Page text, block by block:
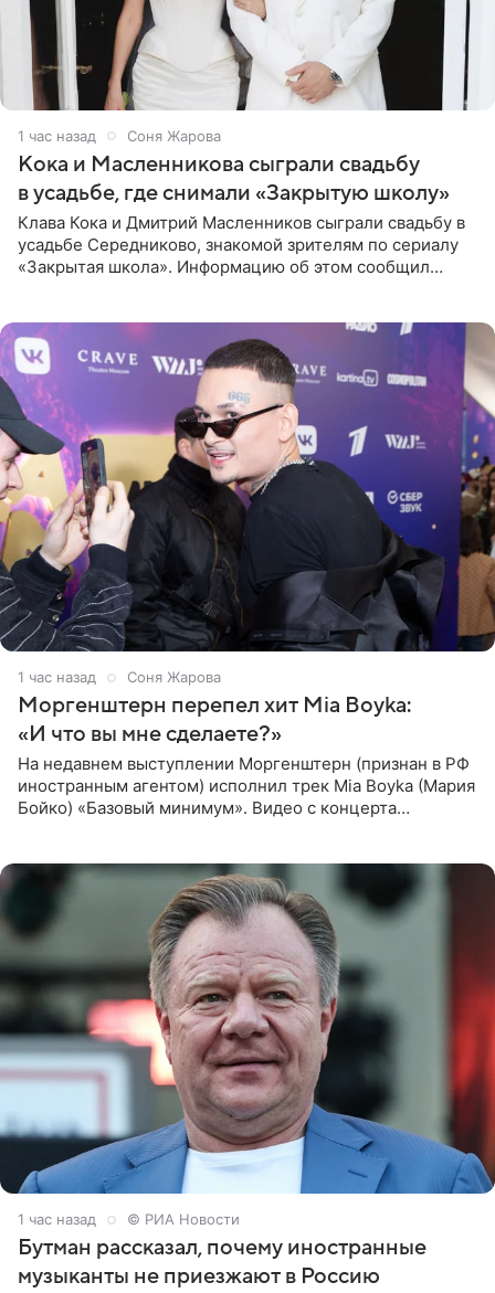
1 час назад Соня Жарова
Кока и Масленникова сыграли свадьбу
в усадьбе, где снимали «Закрытую школу»
Клава Кока и Дмитрий Масленников сыграли свадьбу в
усадьбе Середниково, знакомой зрителям по сериалу
«Закрытая школа». Информацию об этом сообщил
1 час назад Соня Жарова
Моргенштерн перепел хит Mia Boyka:
«И что вы мне сделаете?»
На недавнем выступлении Моргенштерн (признан в РФ
иностранным агентом) исполнил трек Mia Boyka (Мария
Бойко) «Базовый минимум». Видео с концерта
1 час назад © РИА Новости
Бутман рассказал, почему иностранные
музыканты не приезжают в Россию